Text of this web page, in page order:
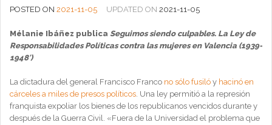
POSTED ON 2021-11-05 UPDATED ON 2021-11-05
Mélanie Ibáñez publica Seguimos siendo culpables. La Ley de
Responsabilidades Políticas contra las mujeres en Valencia (1939-
1948′)
La dictadura del general Francisco Franco no sólo fusiló y hacinó en
cárceles a miles de presos políticos. Una ley permitió a la represión
franquista expoliar los bienes de los republicanos vencidos durante y
después de la Guerra Civil. «Fuera de la Universidad el problema que